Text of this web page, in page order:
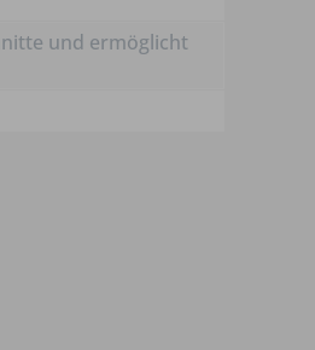
und ermöglicht